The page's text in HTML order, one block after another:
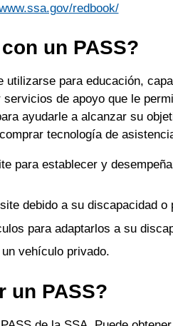
redbook/
un PASS?
utilizarse para educación,
de apoyo que le
ayudarle a alcanzar su
tecnología de
para establecer y
debido a su discapacidad o
para adaptarlos a su
vehículo privado.
un PASS?